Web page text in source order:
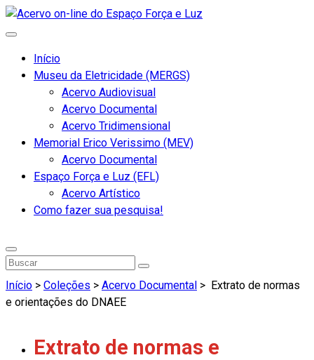
Início
Museu da Eletricidade (MERGS)
Acervo Audiovisual
Acervo Documental
Acervo Tridimensional
Memorial Erico Verissimo (MEV)
Acervo Documental
Espaço Força e Luz (EFL)
Acervo Artístico
Como fazer sua pesquisa!
Início > Coleções > Acervo Documental > Extrato de normas
e orientações do DNAEE
Extrato de normas e